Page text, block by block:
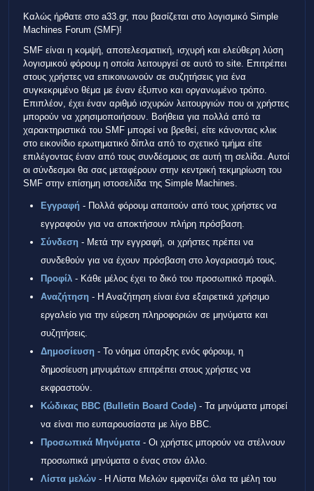
Καλώς ήρθατε στο a33.gr, που βασίζεται στο λογισμικό Simple
Machines Forum (SMF)!
SMF είναι η κομψή, αποτελεσματική, ισχυρή και ελεύθερη λύση
λογισμικού φόρουμ η οποία λειτουργεί σε αυτό το site. Επιτρέπει
στους χρήστες να επικοινωνούν σε συζητήσεις για ένα
συγκεκριμένο θέμα με έναν έξυπνο και οργανωμένο τρόπο.
Επιπλέον, έχει έναν αριθμό ισχυρών λειτουργιών που οι χρήστες
μπορούν να χρησιμοποιήσουν. Βοήθεια για πολλά από τα
χαρακτηριστικά του SMF μπορεί να βρεθεί, είτε κάνοντας κλικ
στο εικονίδιο ερωτηματικό δίπλα από το σχετικό τμήμα είτε
επιλέγοντας έναν από τους συνδέσμους σε αυτή τη σελίδα. Αυτοί
οι σύνδεσμοι θα σας μεταφέρουν στην κεντρική τεκμηρίωση του
SMF στην επίσημη ιστοσελίδα της Simple Machines.
Εγγραφή - Πολλά φόρουμ απαιτούν από τους χρήστες να
εγγραφούν για να αποκτήσουν πλήρη πρόσβαση.
Σύνδεση - Μετά την εγγραφή, οι χρήστες πρέπει να
συνδεθούν για να έχουν πρόσβαση στο λογαριασμό τους.
Προφίλ - Κάθε μέλος έχει το δικό του προσωπικό προφίλ.
Αναζήτηση - Η Αναζήτηση είναι ένα εξαιρετικά χρήσιμο
εργαλείο για την εύρεση πληροφοριών σε μηνύματα και
συζητήσεις.
Δημοσίευση - Το νόημα ύπαρξης ενός φόρουμ, η
δημοσίευση μηνυμάτων επιτρέπει στους χρήστες να
εκφραστούν.
Κώδικας BBC (Bulletin Board Code) - Τα μηνύματα μπορεί
να είναι πιο ευπαρουσίαστα με λίγο BBC.
Προσωπικά Μηνύματα - Οι χρήστες μπορούν να στέλνουν
προσωπικά μηνύματα ο ένας στον άλλο.
Λίστα μελών - Η Λίστα Μελών εμφανίζει όλα τα μέλη του